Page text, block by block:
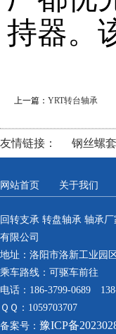
持器。
上一篇： YRT转台轴承
友情链接： 钢丝螺套
网站首页 关于我们
回转支承 转盘轴承 轴承
有限公司
地址：洛阳市洛新工业园
乘车路线：可驱车前往
电话：186-3799-0689
ＱＱ：1059703707
备案号： 豫ICP备